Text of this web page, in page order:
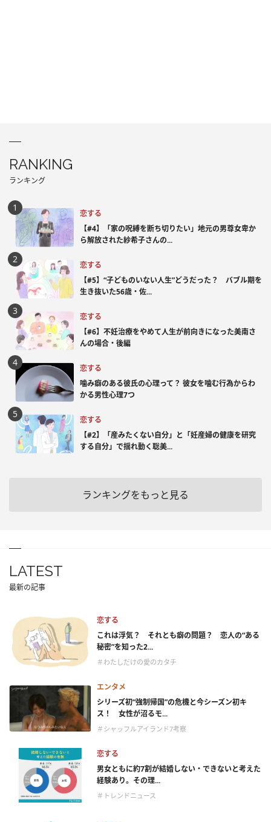
RANKING
ランキング
恋する
【#4】「家の呪縛を断ち切りたい」地元の男尊女卑か
ら解放された紗希子さんの...
恋する
【#5】“子どものいない人生”どうだった？ バブル期を
生き抜いた56歳・佐...
恋する
【#6】不妊治療をやめて人生が前向きになった美南さ
んの場合・後編
恋する
噛み癖のある彼氏の心理って？ 彼女を噛む行為からわ
かる男性心理7つ
恋する
【#2】「産みたくない自分」と「妊産婦の健康を研究
する自分」で揺れ動く聡美...
ランキングをもっと見る
LATEST
最新の記事
恋する
これは浮気？ それとも癖の問題？ 恋人の“ある
秘密”を知った2...
＃わたしだけの愛のカタチ
エンタメ
シリーズ初“強制帰国”の危機と今シーズン初キ
ス！ 女性が沼るモ...
＃シャッフルアイランド7考察
恋する
男女ともに約7割が結婚しない・できないと考えた
経験あり。その理...
＃トレンドニュース